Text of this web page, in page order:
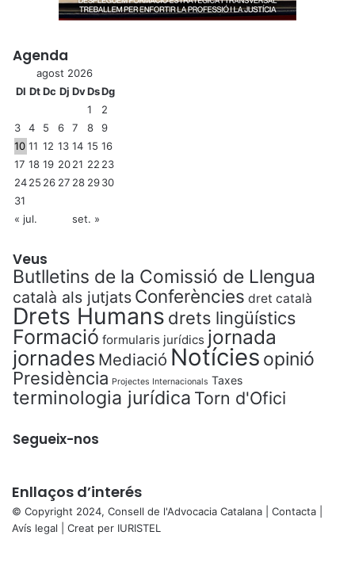
Agenda
agost 2026
Dl DtDc Dj DvDsDg
1
2
3
4 5 6 7 8
9
10 11 12 13 14 15 16
17 18 19 2021 22 23
2425 26 27 28 2930
31
« jul.
set. »
Veus
Butlletins de la Comissió de Llengua
català als jutjats Conferències dret català
Drets Humans drets lingüístics
Formació formularis jurídics jornada
jornades Mediació Notícies opinió
Presidència Projectes Internacionals Taxes
terminologia jurídica Torn d'Ofici
Segueix-nos
Enllaços d’interés
© Copyright 2024, Consell de l'Advocacia Catalana | Contacta
Avís legal | Creat per IURISTEL